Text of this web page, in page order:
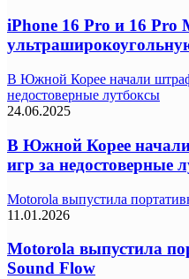
iPhone 16 Pro и 16 Pro
В Южной Корее начали
недостоверные лутбоксы
24.06.2025
В Южной Корее
игр за недостоверные
Motorola выпустила
11.01.2026
Motorola выпустила
Sound Flow